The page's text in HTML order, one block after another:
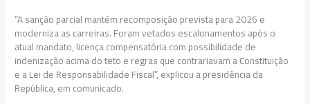
“A sanção parcial mantém recomposição prevista para 2026 e
moderniza as carreiras. Foram vetados escalonamentos após o
atual mandato, licença compensatória com possibilidade de
indenização acima do teto e regras que contrariavam a Constituição
e a Lei de Responsabilidade Fiscal”, explicou a presidência da
República, em comunicado.